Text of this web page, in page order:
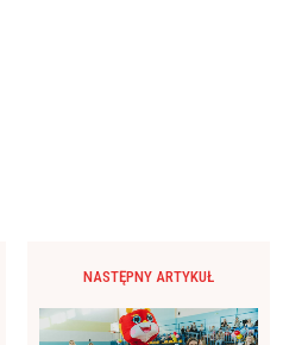
NASTĘPNY ARTYKUŁ